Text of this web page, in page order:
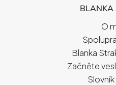
BLANKA
O
Blanka
Začněte